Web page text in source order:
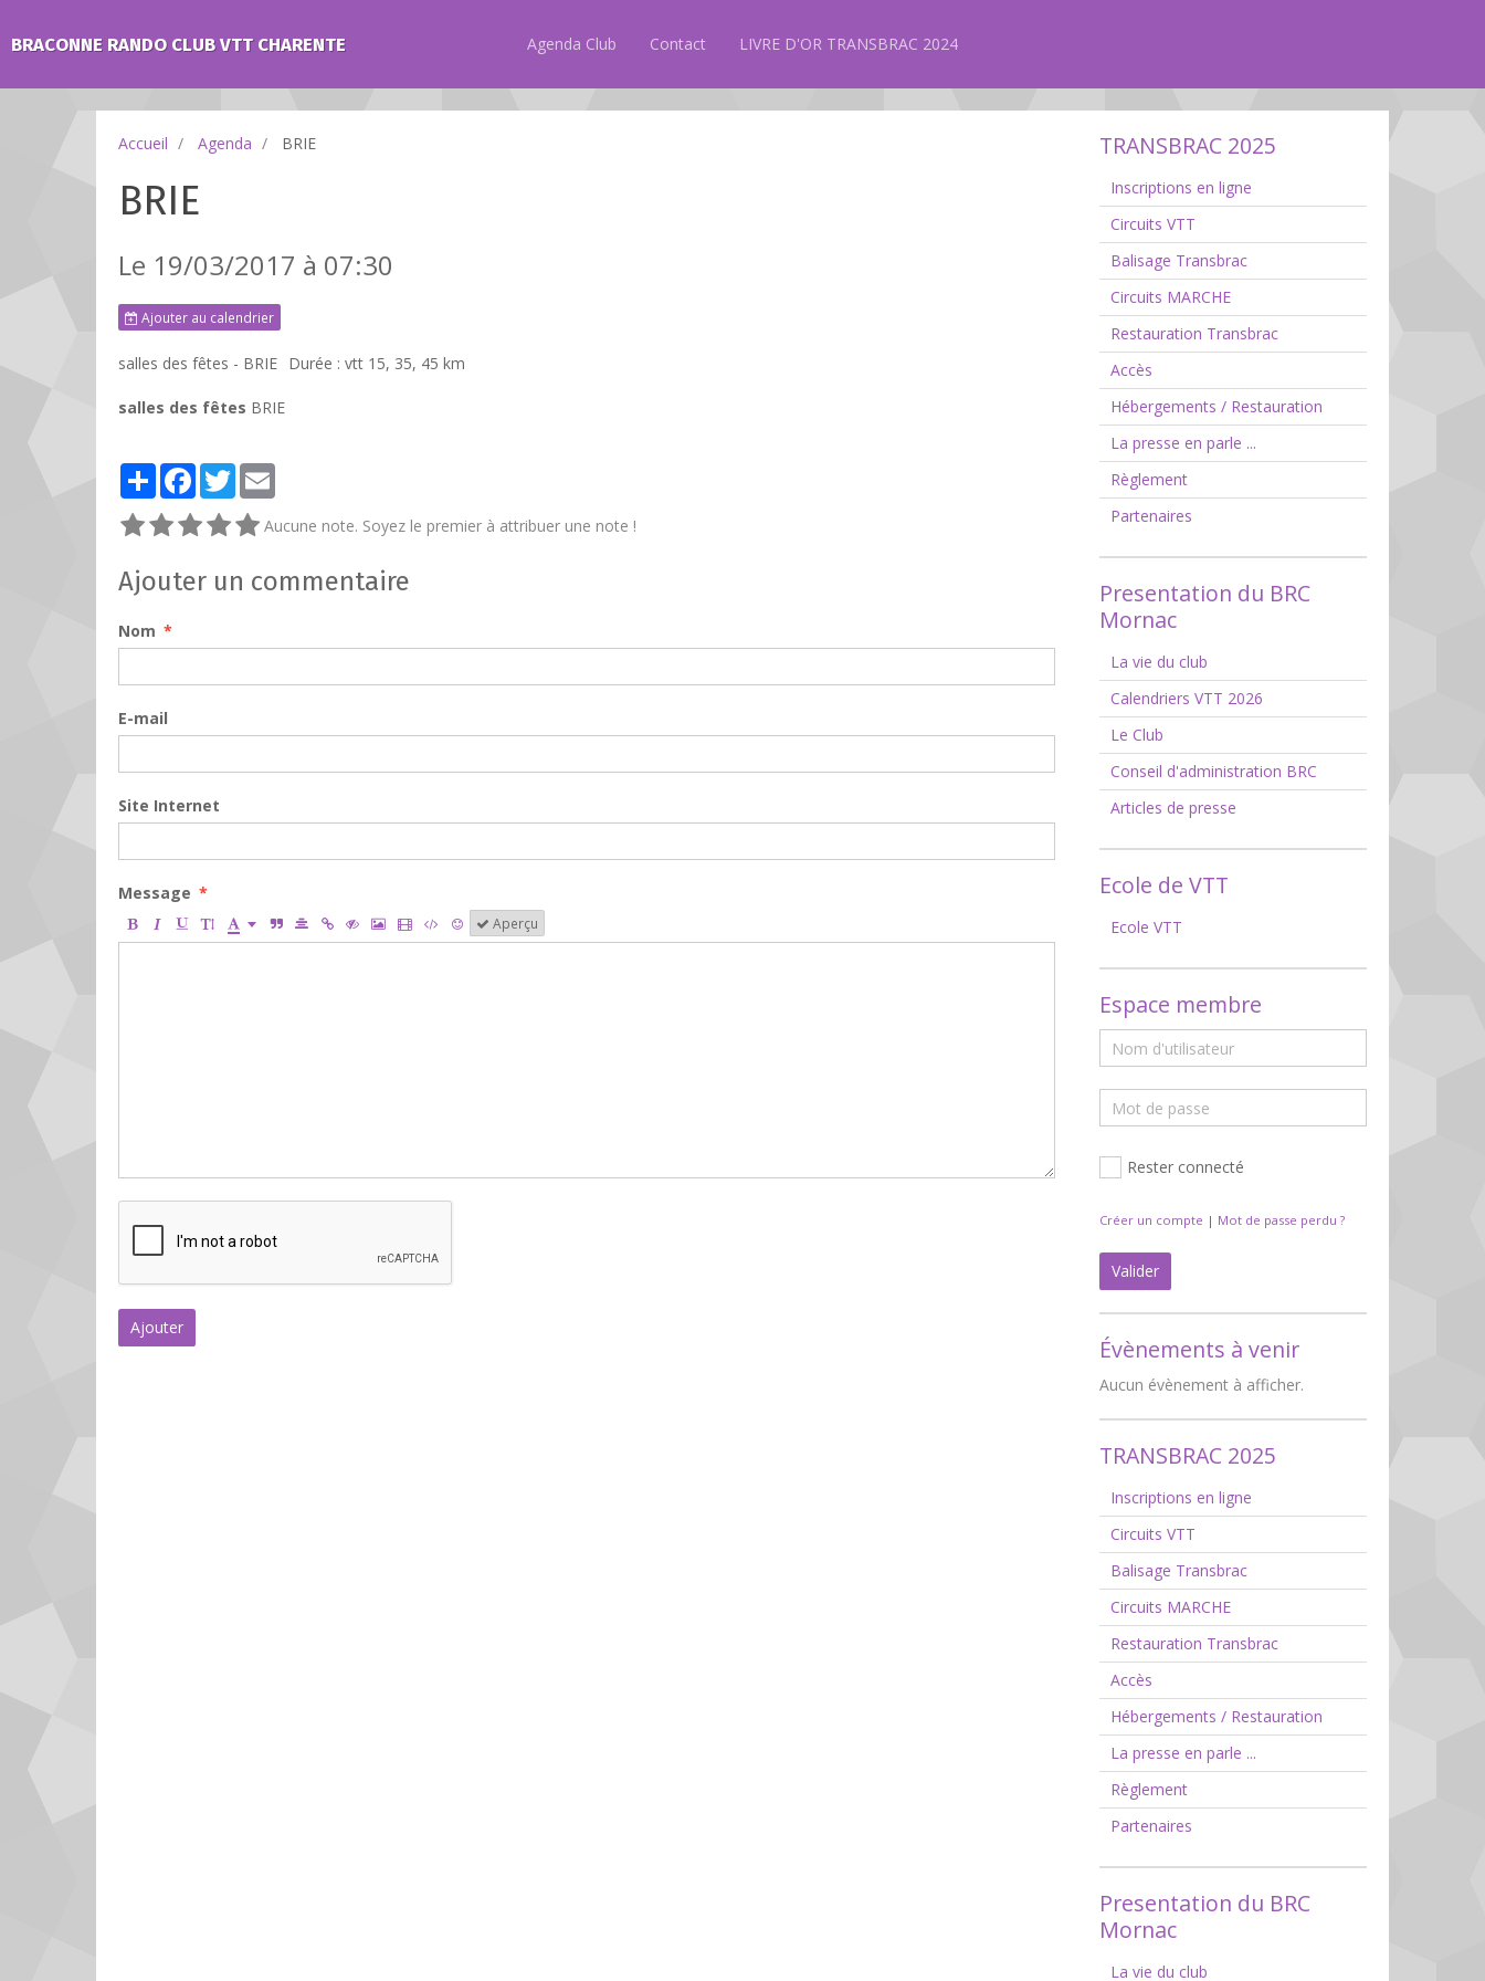
BRACONNE RANDO CLUB VTT CHARENTE Agenda Club Contact LIVRE D'OR TRANSBRAC 2024
Accueil Agenda BRIE
BRIE
Le 19/03/2017 à 07:30
Ajouter au calendrier
salles des fêtes - BRIE Durée : vtt 15, 35, 45 km
salles des fêtes BRIE
PartagerFacebook
Twitter
Aucune note. Soyez le premier à attribuer une note !
Ajouter un commentaire
Nom
E-mail
Site Internet
Message
Aperçu
Ajouter
TRANSBRAC 2025
Inscriptions en ligne
Circuits VTT
Balisage Transbrac
Circuits MARCHE
Restauration Transbrac
Accès
Hébergements / Restauration
La presse en parle ...
Règlement
Partenaires
Presentation du BRC
Mornac
La vie du club
Calendriers VTT 2026
Le Club
Conseil d'administration BRC
Articles de presse
Ecole de VTT
Ecole VTT
Espace membre
Rester connecté
Créer un compte | Mot de passe perdu ?
Valider
Évènements à venir
Aucun évènement à afficher.
TRANSBRAC 2025
Inscriptions en ligne
Circuits VTT
Balisage Transbrac
Circuits MARCHE
Restauration Transbrac
Accès
Hébergements / Restauration
La presse en parle ...
Règlement
Partenaires
Presentation du BRC
Mornac
La vie du club